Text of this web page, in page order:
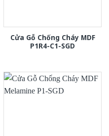
Cửa Gỗ Chống Cháy MDF
P1R4-C1-SGD